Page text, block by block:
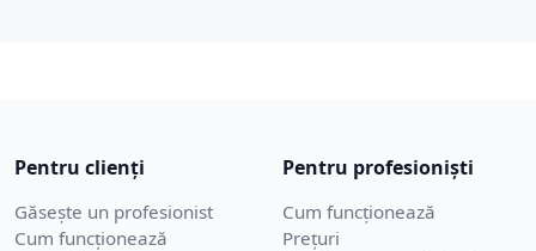
Pentru clienți
Găsește un profesionist
Cum funcționează
Pentru profesioniști
Cum funcționează
Prețuri